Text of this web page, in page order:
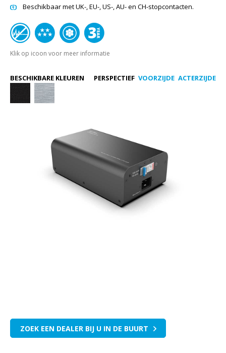
Beschikbaar met UK-, EU-, US-, AU- en CH-stopcontacten.
Klik op icoon voor meer informatie
BESCHIKBARE KLEUREN PERSPECTIEF VOORZIJDE ACTERZIJDE
ZOEK EEN DEALER BIJ U IN DE BUURT